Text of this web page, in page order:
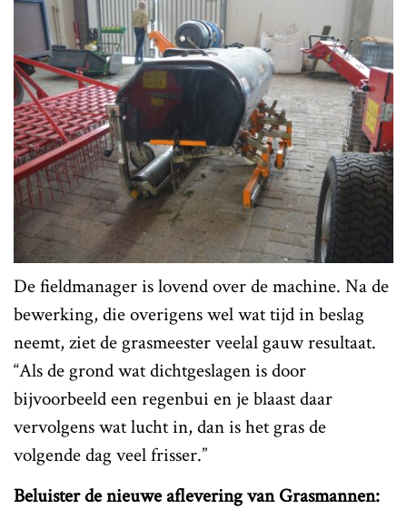
De fieldmanager is lovend over de machine. Na de
bewerking, die overigens wel wat tijd in beslag
neemt, ziet de grasmeester veelal gauw resultaat.
“Als de grond wat dichtgeslagen is door
bijvoorbeeld een regenbui en je blaast daar
vervolgens wat lucht in, dan is het gras de
volgende dag veel frisser.”
Beluister de nieuwe aflevering van Grasmannen: